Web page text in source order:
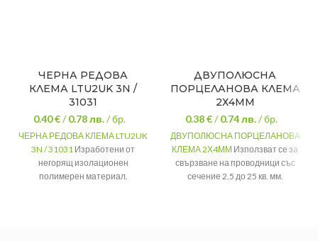
ЧЕРНА РЕДОВА
КЛЕМА LTU2UK 3N /
31031
0.40 €/0.78лв./ бр.
ЧЕРНА РЕДОВА КЛЕМА LTU2UK
3N / 31031 Изработени от
негорящ изолационен
полимерен материал.
ДВУПОЛЮСНА
ПОРЦЕЛАНОВА КЛЕМА
2Х4ММ
0.38 €/0.74лв./ бр.
ДВУПОЛЮСНА ПОРЦЕЛАНОВА
КЛЕМА 2Х4ММ Използват се за
свързване на проводници със
сечение 2.5 до 25 кв. мм.